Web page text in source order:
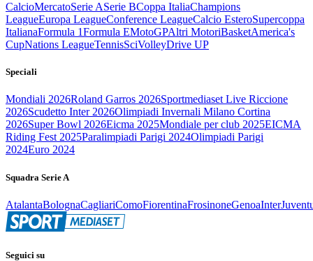
CalcioMercatoSerie ASerie BCoppa ItaliaChampions
LeagueEuropa LeagueConference LeagueCalcio EsteroSupercoppa
ItalianaFormula 1Formula EMotoGPAltri MotoriBasketAmerica's
CupNations LeagueTennisSciVolleyDrive UP
Speciali
Mondiali 2026Roland Garros 2026Sportmediaset Live Riccione
2026Scudetto Inter 2026Olimpiadi Invernali Milano Cortina
2026Super Bowl 2026Eicma 2025Mondiale per club 2025EICMA
Riding Fest 2025Paralimpiadi Parigi 2024Olimpiadi Parigi
2024Euro 2024
Squadra Serie A
AtalantaBolognaCagliariComoFiorentinaFrosinoneGenoaInter
Seguici su